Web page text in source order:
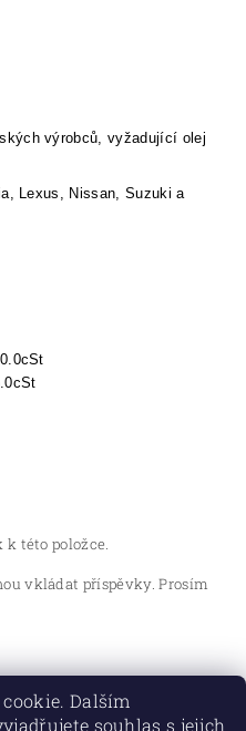
výrobců, vyžadující olej
Lexus, Nissan, Suzuki a
k této položce.
vkládat příspěvky. Prosím
Dalším
souhlas s jejich